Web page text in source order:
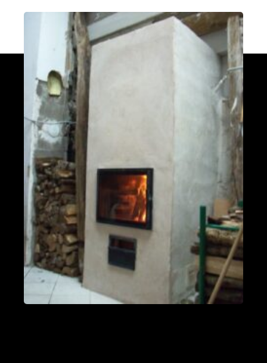
Oxalibre S
Portet 64330
Modèle M avec enduit
La Table 73110
PDM L
Éternoz 25330
Modèle L sans enduit
Saint-Jean-de-Chevelu 73170
oxalis L
Piégros-la-Clastre 26400
PDM L
Fleurus